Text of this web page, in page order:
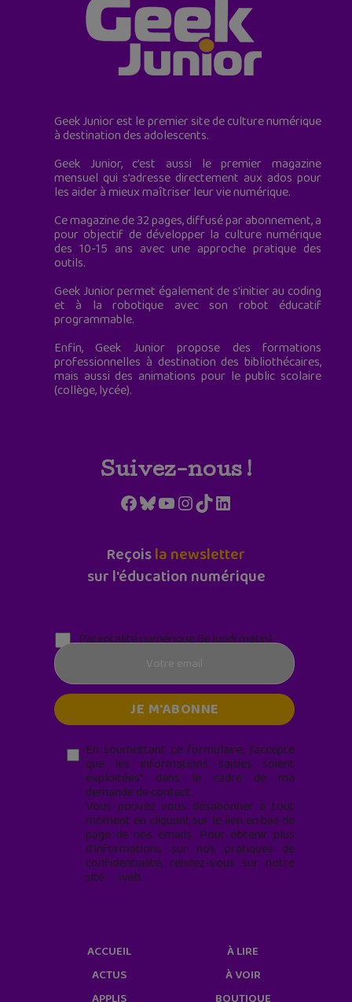
Geek Junior est le premier site de culture numérique
à destination des adolescents.
Geek Junior, c’est aussi le premier magazine
mensuel qui s’adresse directement aux ados pour
les aider à mieux maîtriser leur vie numérique.
Ce magazine de 32 pages, diffusé par abonnement, a
pour objectif de développer la culture numérique
des 10-15 ans avec une approche pratique des
outils.
Geek Junior permet également de s'initier au coding
et à la robotique avec son robot éducatif
programmable.
Enfin, Geek Junior propose des formations
professionnelles à destination des bibliothécaires,
mais aussi des animations pour le public scolaire
(collège, lycée).
Suivez-nous !
Facebook
Bluesky
YouTube
Instagram
TikTokLinkedIn
Reçoisla newsletter
sur l'éducation numérique
Parentalité numérique (le lundi matin)
En soumettant ce formulaire, j’accepte
que les informations saisies soient
exploitées* dans le cadre de ma
demande de contact.
Vous pouvez vous désabonner à tout
moment en cliquant sur le lien en bas de
page de nos emails. Pour obtenir plus
d'informations sur nos pratiques de
confidentialité, rendez-vous sur notre
site web
ACCUEIL
ACTUS
À LIRE
À VOIR